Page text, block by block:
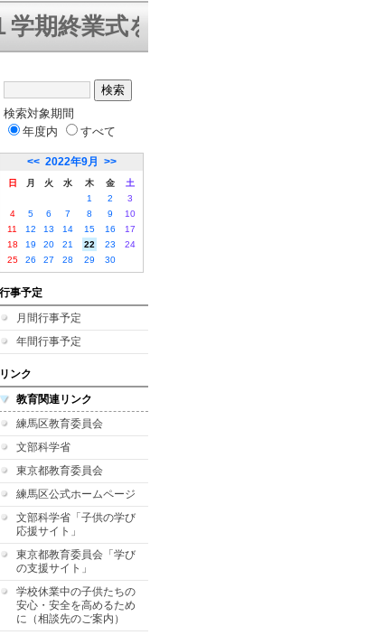
終業式を迎えることができまし
検索対象期間
年度内
すべて
<< 2022年9月 >>
日 月 火 水 木 金
土
1
2
3
4
5 6 7 8 9
10
11
12 13 14 15 16
17
18
19 20 21 22 23
24
25
26 27 28 29 30
行事予定
月間行事予定
年間行事予定
リンク
教育関連リンク
練馬区教育委員会
文部科学省
東京都教育委員会
練馬区公式ホームページ
文部科学省「子供の学び
応援サイト」
東京都教育委員会「学び
の支援サイト」
学校休業中の子供たちの
安心・安全を高めるため
に（相談先のご案内）